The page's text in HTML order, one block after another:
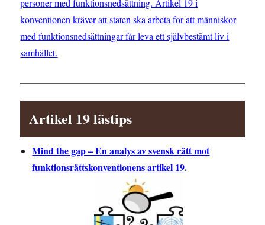
personer med funktionsnedsättning. Artikel 19 i
konventionen kräver att staten ska arbeta för att människor
med funktionsnedsättningar får leva ett självbestämt liv i
samhället.
Artikel 19 lästips
Mind the gap – En analys av svensk rätt mot
funktionsrättskonventionens artikel 19.